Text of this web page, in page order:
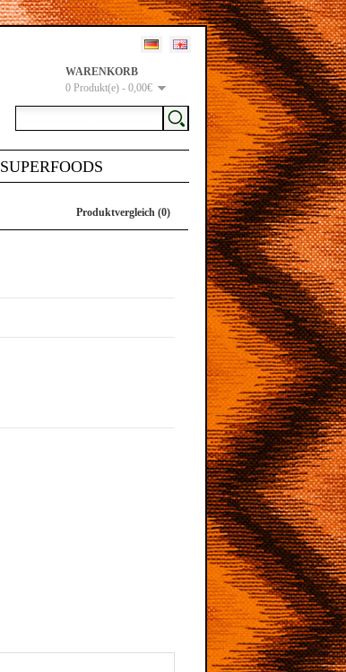
WARENKORB
0 Produkt(e) - 0,00€
SUPERFOODS
Produktvergleich (0)